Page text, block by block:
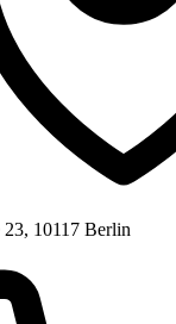
23, 10117 Berlin